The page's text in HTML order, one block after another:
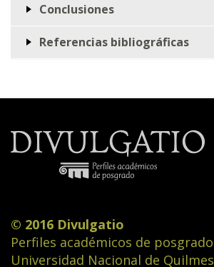
Conclusiones
Referencias bibliográficas
© 2016 Divulgatio
Perfiles académicos de posgrado
Universidad Nacional de Quilmes